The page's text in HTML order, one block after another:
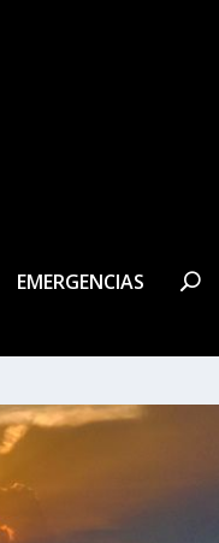
EMERGENCIAS